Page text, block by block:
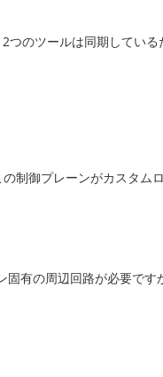
のツールは同期してい
制御プレーンがカスタム
有の周辺回路が必要です